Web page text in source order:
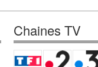
Chaines TV